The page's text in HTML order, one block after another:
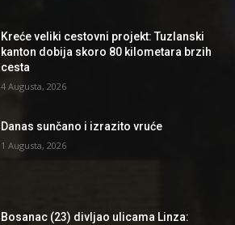
Kreće veliki cestovni projekt: Tuzlanski
kanton dobija skoro 80 kilometara brzih
cesta
4 Augusta, 2026
Danas sunčano i izrazito vruće
1 Augusta, 2026
Bosanac (23) divljao ulicama Linza: